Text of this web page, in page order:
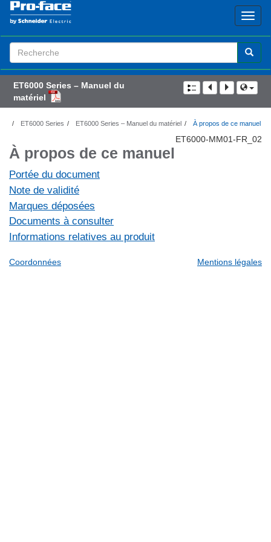
Search
Term
ET6000 Series – Manuel du
matériel
ET6000 Series ET6000 Series – Manuel du matériel À propos de ce manuel
ET6000-MM01-FR_02
À propos de ce manuel
Portée du document
Note de validité
Marques déposées
Documents à consulter
Informations relatives au produit
Coordonnées Mentions légales